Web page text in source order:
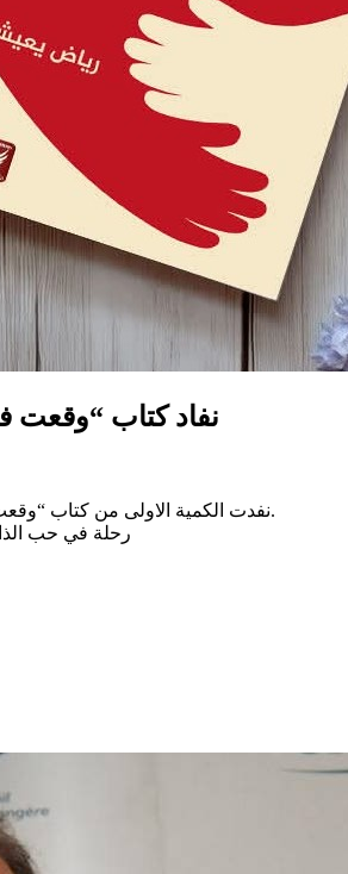
نفاد كتاب
نفدت الكمية الاولى من كتاب “وقعت في حب نفسي” للكاتب والإعلامي رياض يعيش — إصدار دار الأمينة.
رحلة في حب